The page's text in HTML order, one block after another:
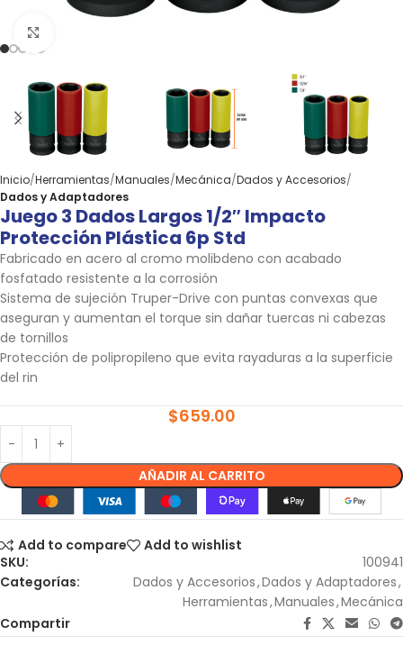
Inicio Herramientas Manuales Mecánica Dados y Accesorios
Dados y Adaptadores
Juego 3 Dados Largos 1/2″ Impacto
Protección Plástica 6p Std
Fabricado en acero al cromo molibdeno con acabado
fosfatado resistente a la corrosión
Sistema de sujeción Truper-Drive con puntas convexas que
aseguran y aumentan el torque sin dañar tuercas ni cabezas
de tornillos
Protección de polipropileno que evita rayaduras a la superficie
del rin
$659.00
AÑADIR AL CARRITO
Add to compare
Add to wishlist
SKU:
100941
Categorías:
Dados y Accesorios,Dados y Adaptadores,
Herramientas,Manuales,Mecánica
Compartir